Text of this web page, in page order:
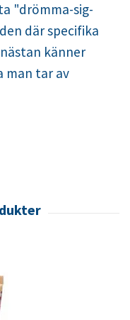
"drömma-sig-
där specifika
känner
man tar av